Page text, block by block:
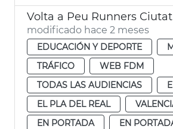
Volta a Peu Runners
modificado hace 2 meses
EDUCACIÓN Y DEPORTE
TRÁFICO
WEB FDM
TODAS LAS AUDIENCIAS
EL PLA DEL REAL
EN PORTADA
EN